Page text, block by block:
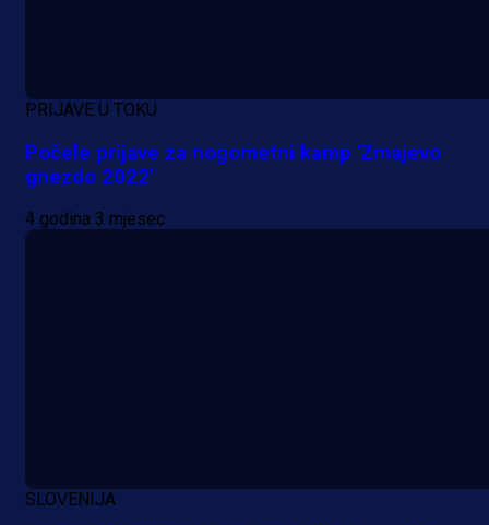
PRIJAVE U TOKU
Počele prijave za nogometni kamp 'Zmajevo
gnezdo 2022'
4 godina 3 mjesec
SLOVENIJA